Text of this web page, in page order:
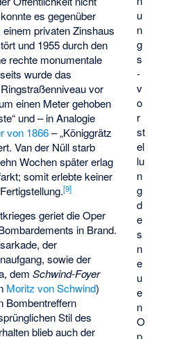
u
n
g
s
­
v
o
r
st
el
lu
n
g
d
e
s
n
e
u
e
n
O
p
es gegenüber
einem privaten Zinshaus
und 1955 durch den
rechte monumentale
wurde das
vor
einen Meter gehoben
und – in Analogie
von 1866– „Königgrätz
Van der Nüll starb
Wochen später erlag
somit erlebte keiner
[9]
geriet die Oper
in Brand.
der
sowie der
demSchwind-Foyer
Moritz von Schwind)
Bombentreffern
Stil des
blieb auch der